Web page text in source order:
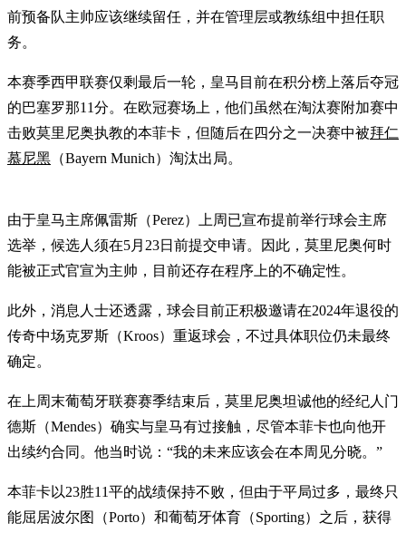
前预备队主帅应该继续留任，并在管理层或教练组中担任职
务。
本赛季西甲联赛仅剩最后一轮，皇马目前在积分榜上落后夺冠
的巴塞罗那11分。在欧冠赛场上，他们虽然在淘汰赛附加赛中
击败莫里尼奥执教的本菲卡，但随后在四分之一决赛中被拜仁
慕尼黑 （Bayern Munich）淘汰出局。
由于皇马主席佩雷斯（Perez）上周已宣布提前举行球会主席
选举，候选人须在5月23日前提交申请。因此，莫里尼奥何时
能被正式官宣为主帅，目前还存在程序上的不确定性。
此外，消息人士还透露，球会目前正积极邀请在2024年退役的
传奇中场克罗斯（Kroos）重返球会，不过具体职位仍未最终
确定。
在上周末葡萄牙联赛赛季结束后，莫里尼奥坦诚他的经纪人门
德斯（Mendes）确实与皇马有过接触，尽管本菲卡也向他开
出续约合同。他当时说：“我的未来应该会在本周见分晓。”
本菲卡以23胜11平的战绩保持不败，但由于平局过多，最终只
能屈居波尔图（Porto）和葡萄牙体育（Sporting）之后，获得